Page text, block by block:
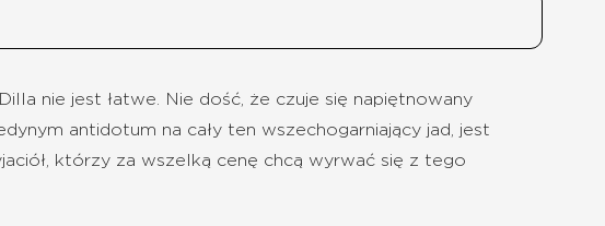
nie jest łatwe. Nie dość, że czuje się napiętnowany
antidotum na cały ten wszechogarniający jad, jest
którzy za wszelką cenę chcą wyrwać się z tego